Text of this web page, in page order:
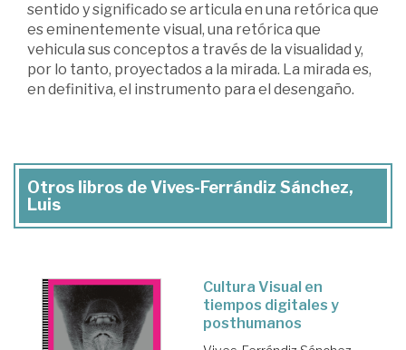
sentido y significado se articula en una retórica que
es eminentemente visual, una retórica que
vehicula sus conceptos a través de la visualidad y,
por lo tanto, proyectados a la mirada. La mirada es,
en definitiva, el instrumento para el desengaño.
Otros libros de Vives-Ferrándiz Sánchez,
Luis
Cultura Visual en
tiempos digitales y
posthumanos